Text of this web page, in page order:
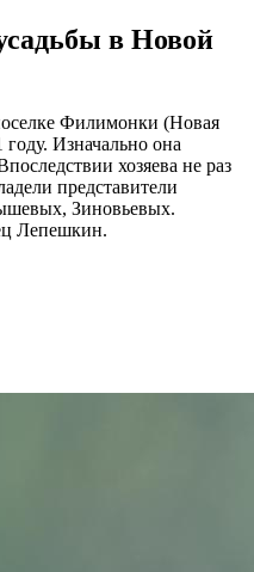
в Новой
Филимонки (Новая
Изначально она
хозяева не раз
представители
Зиновьевых.
Лепешкин.